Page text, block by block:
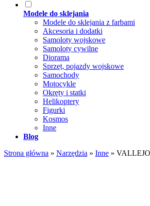
Modele do sklejania
Modele do sklejania z farbami
Akcesoria i dodatki
Samoloty wojskowe
Samoloty cywilne
Diorama
Sprzęt, pojazdy wojskowe
Samochody
Motocykle
Okręty i statki
Helikoptery
Figurki
Kosmos
Inne
Blog
Strona główna » Narzędzia » Inne »